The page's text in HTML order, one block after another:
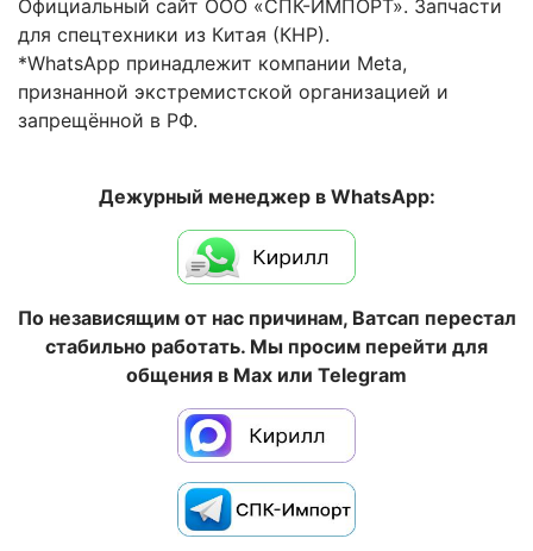
Официальный сайт ООО «СПК-ИМПОРТ». Запчасти
для спецтехники из Китая (КНР).
*WhatsApp принадлежит компании Meta,
признанной экстремистской организацией и
запрещённой в РФ.
Дежурный менеджер в WhatsApp:
По независящим от нас причинам, Ватсап перестал
стабильно работать. Мы просим перейти для
общения в Max или Telegram